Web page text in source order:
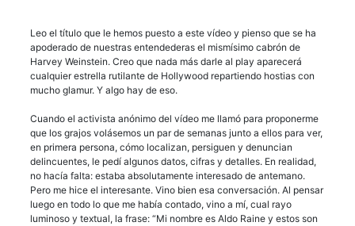
Leo el título que le hemos puesto a este vídeo y pienso que se ha
apoderado de nuestras entendederas el mismísimo cabrón de
Harvey Weinstein. Creo que nada más darle al play aparecerá
cualquier estrella rutilante de Hollywood repartiendo hostias con
mucho glamur. Y algo hay de eso.
Cuando el activista anónimo del vídeo me llamó para proponerme
que los grajos volásemos un par de semanas junto a ellos para ver,
en primera persona, cómo localizan, persiguen y denuncian
delincuentes, le pedí algunos datos, cifras y detalles. En realidad,
no hacía falta: estaba absolutamente interesado de antemano.
Pero me hice el interesante. Vino bien esa conversación. Al pensar
luego en todo lo que me había contado, vino a mí, cual rayo
luminoso y textual, la frase: “Mi nombre es Aldo Raine y estos son